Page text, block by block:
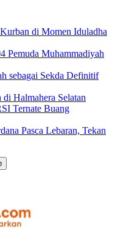
di Momen Iduladha
Pemuda Muhammadiyah
sebagai Sekda Definitif
Halmahera Selatan
Ternate Buang
Pasca Lebaran, Tekan